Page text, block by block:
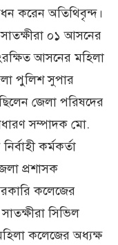
করেন অতিথিবৃন্দ।
০১ আসনের
আসনের মহিলা
পুলিশ সুপার
জেলা পরিষদের
সম্পাদক মো.
কর্মকর্তা
প্রশাসক
কলেজের
সিভিল
কলেজের অধ্যক্ষ